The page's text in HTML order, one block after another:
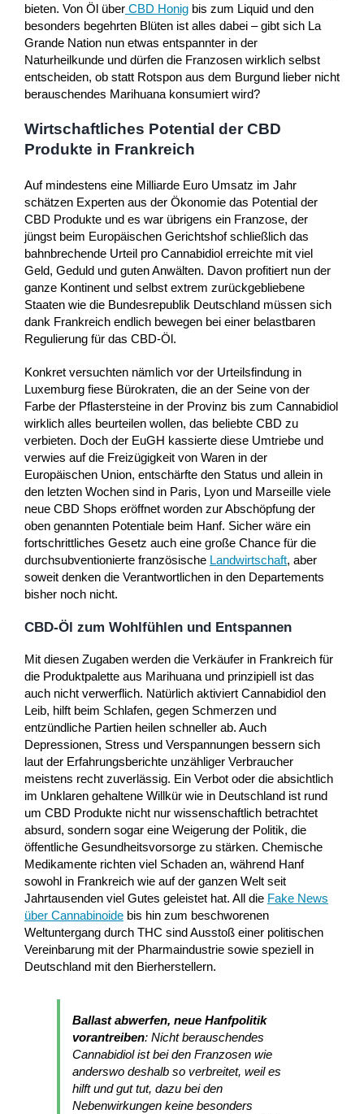
bieten. Von Öl über CBD Honig bis zum Liquid und den
besonders begehrten Blüten ist alles dabei – gibt sich La
Grande Nation nun etwas entspannter in der
Naturheilkunde und dürfen die Franzosen wirklich selbst
entscheiden, ob statt Rotspon aus dem Burgund lieber nicht
berauschendes Marihuana konsumiert wird?
Wirtschaftliches Potential der CBD
Produkte in Frankreich
Auf mindestens eine Milliarde Euro Umsatz im Jahr
schätzen Experten aus der Ökonomie das Potential der
CBD Produkte und es war übrigens ein Franzose, der
jüngst beim Europäischen Gerichtshof schließlich das
bahnbrechende Urteil pro Cannabidiol erreichte mit viel
Geld, Geduld und guten Anwälten. Davon profitiert nun der
ganze Kontinent und selbst extrem zurückgebliebene
Staaten wie die Bundesrepublik Deutschland müssen sich
dank Frankreich endlich bewegen bei einer belastbaren
Regulierung für das CBD-Öl.
Konkret versuchten nämlich vor der Urteilsfindung in
Luxemburg fiese Bürokraten, die an der Seine von der
Farbe der Pflastersteine in der Provinz bis zum Cannabidiol
wirklich alles beurteilen wollen, das beliebte CBD zu
verbieten. Doch der EuGH kassierte diese Umtriebe und
verwies auf die Freizügigkeit von Waren in der
Europäischen Union, entschärfte den Status und allein in
den letzten Wochen sind in Paris, Lyon und Marseille viele
neue CBD Shops eröffnet worden zur Abschöpfung der
oben genannten Potentiale beim Hanf. Sicher wäre ein
fortschrittliches Gesetz auch eine große Chance für die
durchsubventionierte französische Landwirtschaft, aber
soweit denken die Verantwortlichen in den Departements
bisher noch nicht.
CBD-Öl zum Wohlfühlen und Entspannen
Mit diesen Zugaben werden die Verkäufer in Frankreich für
die Produktpalette aus Marihuana und prinzipiell ist das
auch nicht verwerflich. Natürlich aktiviert Cannabidiol den
Leib, hilft beim Schlafen, gegen Schmerzen und
entzündliche Partien heilen schneller ab. Auch
Depressionen, Stress und Verspannungen bessern sich
laut der Erfahrungsberichte unzähliger Verbraucher
meistens recht zuverlässig. Ein Verbot oder die absichtlich
im Unklaren gehaltene Willkür wie in Deutschland ist rund
um CBD Produkte nicht nur wissenschaftlich betrachtet
absurd, sondern sogar eine Weigerung der Politik, die
öffentliche Gesundheitsvorsorge zu stärken. Chemische
Medikamente richten viel Schaden an, während Hanf
sowohl in Frankreich wie auf der ganzen Welt seit
Jahrtausenden viel Gutes geleistet hat. All die Fake News
über Cannabinoide bis hin zum beschworenen
Weltuntergang durch THC sind Ausstoß einer politischen
Vereinbarung mit der Pharmaindustrie sowie speziell in
Deutschland mit den Bierherstellern.
Ballast abwerfen, neue Hanfpolitik
vorantreiben: Nicht berauschendes
Cannabidiol ist bei den Franzosen wie
anderswo deshalb so verbreitet, weil es
hilft und gut tut, dazu bei den
Nebenwirkungen keine besonders